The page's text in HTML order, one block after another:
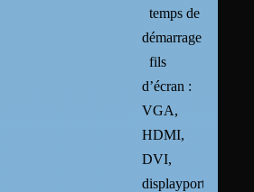
temps de
démarrage
fils
d’écran :
VGA,
HDMI,
DVI,
displayport